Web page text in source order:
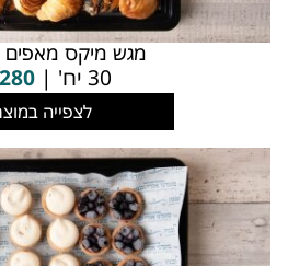
מגש מיקס מאפים
30 יח' | 280
לצפייה